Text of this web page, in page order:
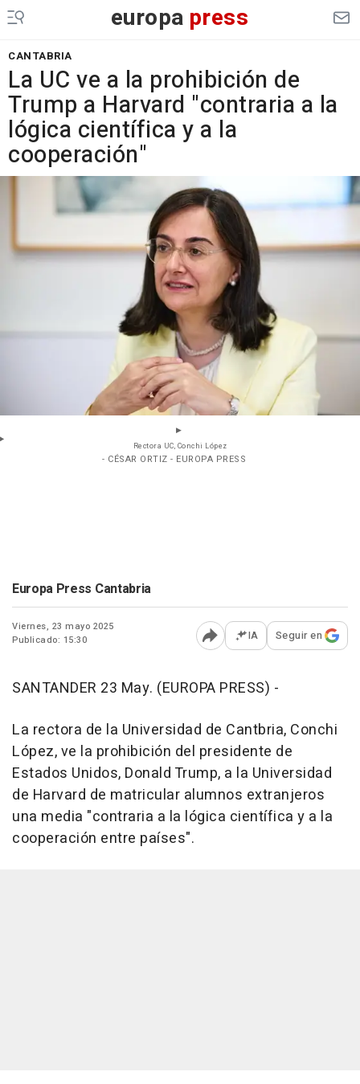
europa press
CANTABRIA
La UC ve a la prohibición de
Trump a Harvard "contraria a la
lógica científica y a la
cooperación"
Rectora UC, Conchi López
- CÉSAR ORTIZ - EUROPA PRESS
Europa Press Cantabria
Viernes, 23 mayo 2025
Publicado: 15:30
Abrir opciones para
IA Seguir en
SANTANDER 23 May. (EUROPA PRESS) -
La rectora de la Universidad de Cantbria, Conchi
López, ve la prohibición del presidente de
Estados Unidos, Donald Trump, a la Universidad
de Harvard de matricular alumnos extranjeros
una media "contraria a la lógica científica y a la
cooperación entre países".